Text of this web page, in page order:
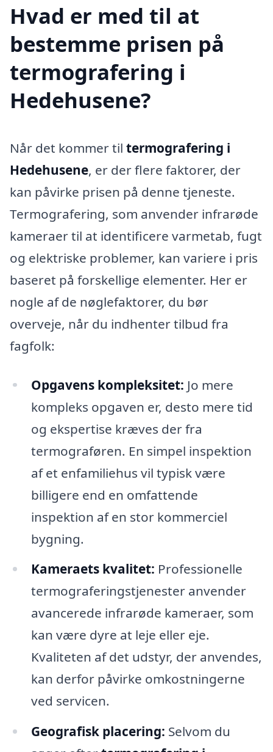
Hvad er med til at
bestemme prisen på
termografering i
Hedehusene?
Når det kommer til termografering i
Hedehusene, er der flere faktorer, der
kan påvirke prisen på denne tjeneste.
Termografering, som anvender infrarøde
kameraer til at identificere varmetab, fugt
og elektriske problemer, kan variere i pris
baseret på forskellige elementer. Her er
nogle af de nøglefaktorer, du bør
overveje, når du indhenter tilbud fra
fagfolk:
Opgavens kompleksitet: Jo mere
kompleks opgaven er, desto mere tid
og ekspertise kræves der fra
termograføren. En simpel inspektion
af et enfamiliehus vil typisk være
billigere end en omfattende
inspektion af en stor kommerciel
bygning.
Kameraets kvalitet: Professionelle
termograferingstjenester anvender
avancerede infrarøde kameraer, som
kan være dyre at leje eller eje.
Kvaliteten af det udstyr, der anvendes,
kan derfor påvirke omkostningerne
ved servicen.
Geografisk placering: Selvom du